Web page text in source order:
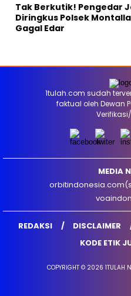
Tak Berkutik! Pengedar
Diringkus Polsek
Gagal Edar
1tulah.com sudah
faktual oleh Dewan
MEDIA
REDAKSI DISCLAIMER
KODE ETIK
COPYRIGHT © 2026 1TULAH